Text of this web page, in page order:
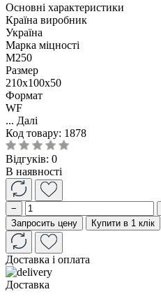
Основні характеристики
Країна виробник
Україна
Марка міцності
М250
Размер
210x100x50
Формат
WF
... Далі
Код товару: 1878
Відгуків: 0
В наявності
−
Запросить цену
Купити в 1 клік
Доставка і оплата
Доставка